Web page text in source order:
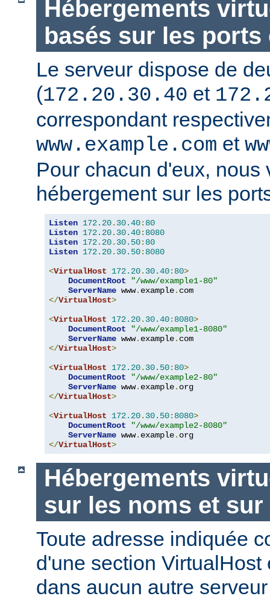
Hébergements
basés sur les ports
Le serveur dispose de
(172.20.30.40 et
correspondant
www.example.com et
Pour chacun d'eux, nous
hébergement sur les
Listen 172.20. 30.40: 80
Listen 172.20. 30.40: 8080
Listen 172.20. 30.50: 80
Listen 172.20. 30.50: 8080
<VirtualHost 172.20. 30.40: 80>
DocumentRoot
"/www/example1-80"
ServerName www. example.
</VirtualHost>
<VirtualHost 172.20. 30.40: 8080>
DocumentRoot
"/www/example1-8080"
ServerName www. example.
</VirtualHost>
<VirtualHost 172.20. 30.50: 80>
DocumentRoot
"/www/example2-80"
ServerName www. example.
</VirtualHost>
<VirtualHost 172.20. 30.50: 8080>
DocumentRoot
"/www/example2-8080"
ServerName www. example.
</VirtualHost>
Hébergements
sur les noms et sur
Toute adresse indiquée
d'une section VirtualHost
dans aucun autre